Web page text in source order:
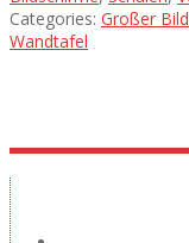
Categories: Großer
Wandtafel